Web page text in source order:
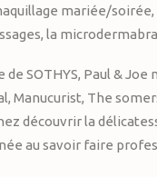
mariée/soirée,
la
de SOTHYS, Paul & Joe
Manucurist, The
découvrir la
au savoir faire